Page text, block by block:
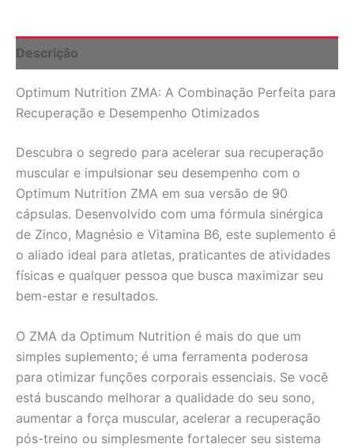
quantidade
R$198,29.R$183,12.
Descrição
Optimum Nutrition ZMA: A Combinação Perfeita para
Recuperação e Desempenho Otimizados
Descubra o segredo para acelerar sua recuperação
muscular e impulsionar seu desempenho com o
Optimum Nutrition ZMA em sua versão de 90
cápsulas. Desenvolvido com uma fórmula sinérgica
de Zinco, Magnésio e Vitamina B6, este suplemento é
o aliado ideal para atletas, praticantes de atividades
físicas e qualquer pessoa que busca maximizar seu
bem-estar e resultados.
O ZMA da Optimum Nutrition é mais do que um
simples suplemento; é uma ferramenta poderosa
para otimizar funções corporais essenciais. Se você
está buscando melhorar a qualidade do seu sono,
aumentar a força muscular, acelerar a recuperação
pós-treino ou simplesmente fortalecer seu sistema